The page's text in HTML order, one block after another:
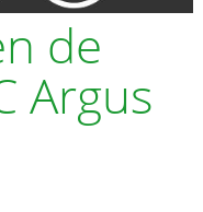
de
Argus